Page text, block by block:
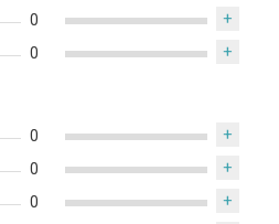
0 +
0 +
0 +
0 +
0 +